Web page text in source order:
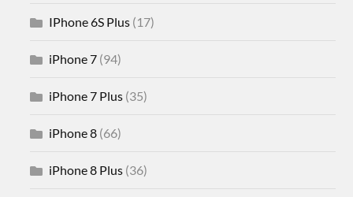
IPhone 6S Plus (17)
iPhone 7 (94)
iPhone 7 Plus (35)
iPhone 8 (66)
iPhone 8 Plus (36)